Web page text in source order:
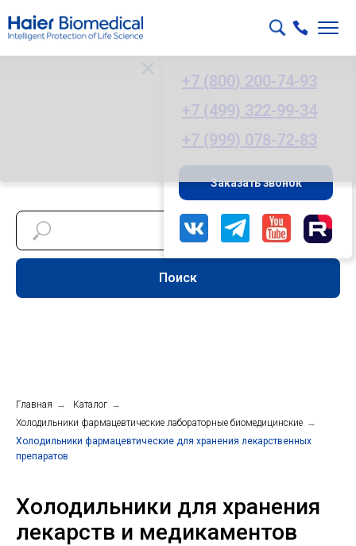
+7 (800) 200-74-93
+7 (499) 322-99-34
+7 (999) 078-72-83
Заказать звонок
Поиск
Главная → Каталог →
Холодильники фармацевтические лабораторные биомедицинские →
Холодильники фармацевтические для хранения лекарственных
препаратов
Холодильники для хранения
лекарств и медикаментов